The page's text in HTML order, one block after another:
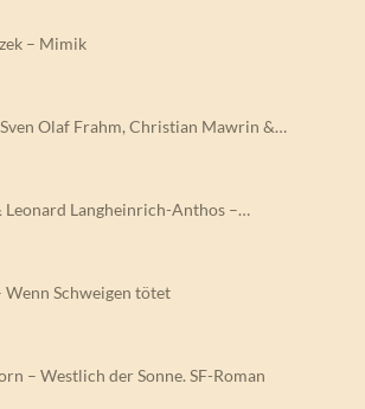
– Mimik
Olaf Frahm, Christian Mawrin &…
Leonard Langheinrich-Anthos –…
Wenn Schweigen tötet
– Westlich der Sonne. SF-Roman